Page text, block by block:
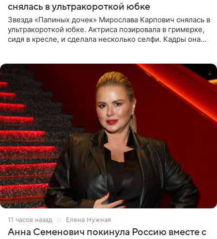
снялась в ультракороткой юбке
Звезда «Папиных дочек» Мирослава Карпович снялась в
ультракороткой юбке. Актриса позировала в гримерке,
сидя в кресле, и сделала несколько селфи. Кадры она
11 часов назад Елена Нужная
Анна Семенович покинула Россию вместе с